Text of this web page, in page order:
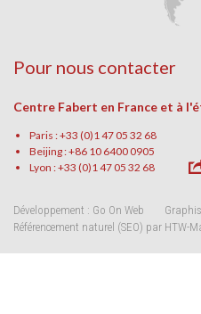
Pour nous contacter
Centre Fabert en France et à
Paris : +33 (0)1 47 05 32 68
Beijing : +86 10 6400 0905
Lyon : +33 (0)1 47 05 32 68
Développement : Go On Web
Référencement naturel (SEO) par HTW-